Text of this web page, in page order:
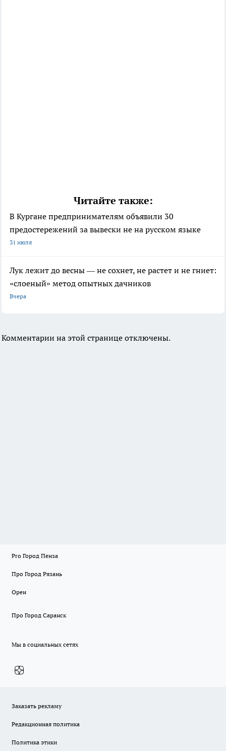
Читайте также:
В Кургане предпринимателям объявили 30
предостережений за вывески не на русском языке
31 июля
Лук лежит до весны — не сохнет, не растет и не гниет:
«слоеный» метод опытных дачников
Вчера
Комментарии на этой странице отключены.
Pro Город Пенза
Про Город Рязань
Орен
Про Город Саранск
Мы в социальных сетях
Заказать рекламу
Редакционная политика
Политика этики